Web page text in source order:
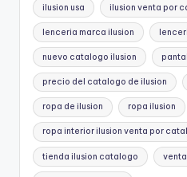
ilusion usa ilusion venta por
lenceria marca ilusion
nuevo catalogo ilusion
precio del catalogo de ilusion
ropa de ilusion ropa ilusion
ropa interior ilusion venta por
tienda ilusion catalogo